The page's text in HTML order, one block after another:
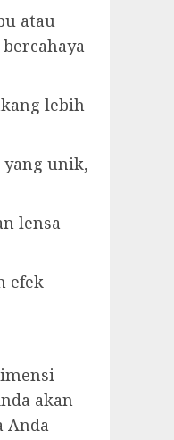
atau
lebih
yang unik,
lensa
efek
akan
Anda